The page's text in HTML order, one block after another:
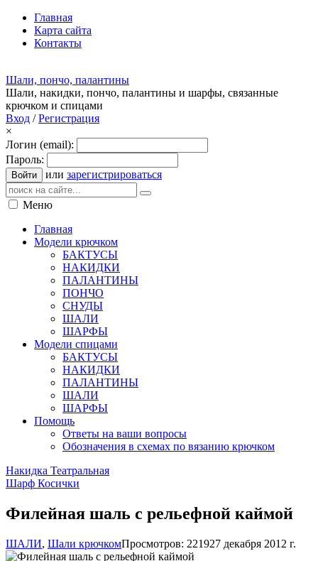
Главная
Карта сайта
Контакты
Шали, пончо, палантины
Шали, накидки, пончо, палантины и шарфы, связанные
крючком и спицами
Вход /Регистрация
×
Логин (email):
Пароль:
Войти или зарегистрироваться
Меню
Главная
Модели крючком
БАКТУСЫ
НАКИДКИ
ПАЛАНТИНЫ
ПОНЧО
СНУДЫ
ШАЛИ
ШАРФЫ
Модели спицами
БАКТУСЫ
НАКИДКИ
ПАЛАНТИНЫ
ШАЛИ
ШАРФЫ
Помощь
Ответы на ваши вопросы
Обозначения в схемах по вязанию крючком
Накидка Театральная
Шарф Косички
Филейная шаль с рельефной каймой
ШАЛИ, Шали крючкомПросмотров: 221927 декабря 2012 г.